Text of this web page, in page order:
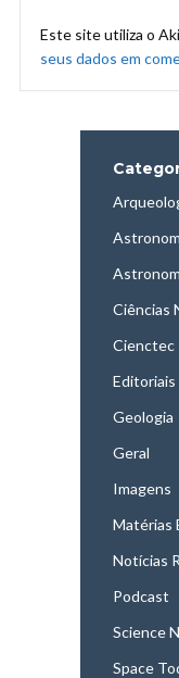
Este site utiliza o
seus dados em
Ciências
Cienctec
Editoriais
Geologia
Geral
Imagens
Matérias
Notícias
Podcast
Science
Space